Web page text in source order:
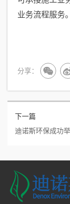
业务流程服务。
分享：
下一篇
迪诺斯环保成功